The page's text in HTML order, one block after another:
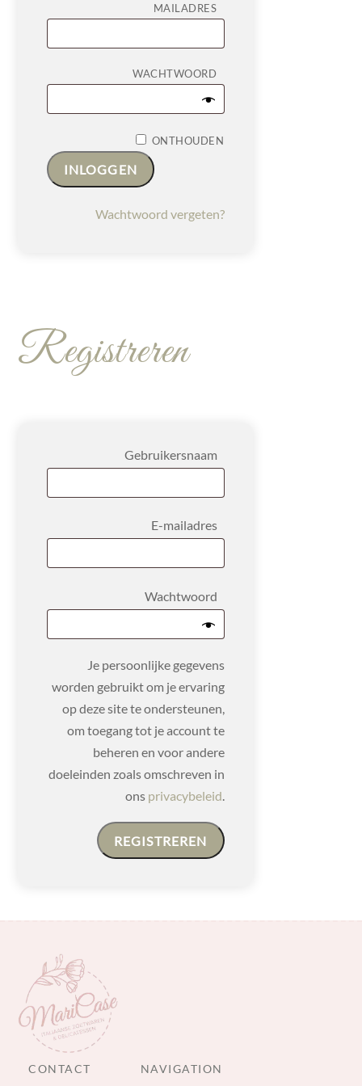
MAILADRES
WACHTWOORD
ONTHOUDEN
INLOGGEN
Wachtwoord vergeten?
Registreren
Gebruikersnaam
E-mailadres
Wachtwoord
Je persoonlijke gegevens
worden gebruikt om je ervaring
op deze site te ondersteunen,
om toegang tot je account te
beheren en voor andere
doeleinden zoals omschreven in
ons privacybeleid.
REGISTREREN
CONTACT NAVIGATION